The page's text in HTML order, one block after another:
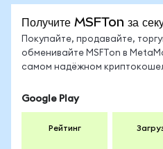
Получите MSFTon за
Покупайте, продавайте,
обменивайте MSFTon в
самом надёжном
Google Play
Рейтинг